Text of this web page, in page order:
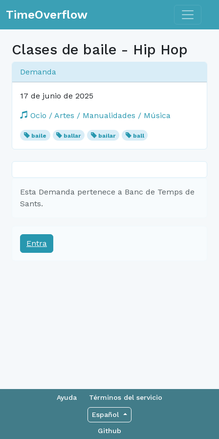
TimeOverflow Toggle
Clases de baile - Hip Hop
Demanda
17 de junio de 2025
Ocio / Artes / Manualidades / Música
baile ballar bailar ball
Esta Demanda pertenece a Banc de Temps de
Sants.
Entra
Ayuda Términos del servicio
Español
Github